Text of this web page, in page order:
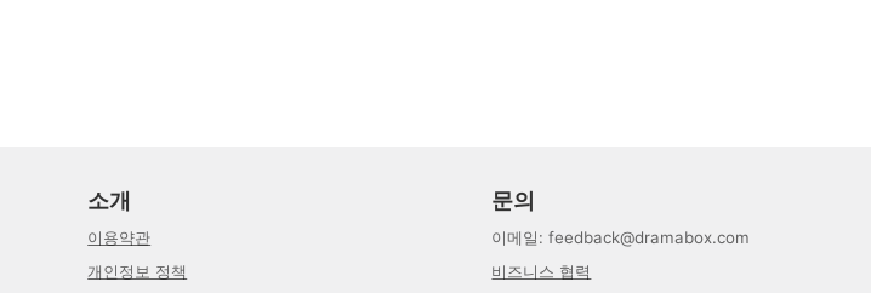
소개
이용약관
개인정보 정책
문의
이메일:feedback@dramabox.com
비즈니스 협력